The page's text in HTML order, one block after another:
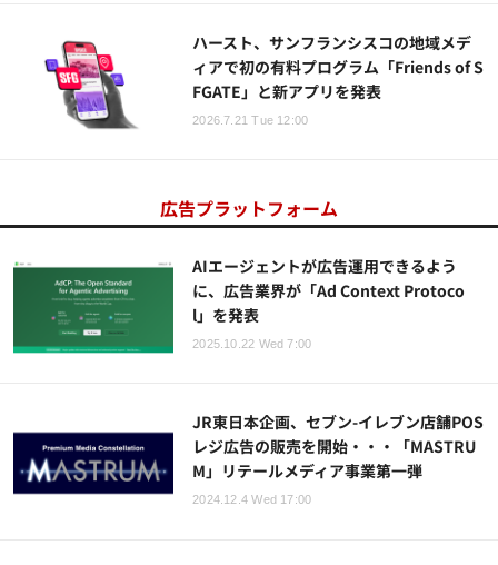
ハースト、サンフランシスコの地域メデ
ィアで初の有料プログラム「Friends of S
FGATE」と新アプリを発表
2026.7.21 Tue 12:00
広告プラットフォーム
AIエージェントが広告運用できるよう
に、広告業界が「Ad Context Protoco
l」を発表
2025.10.22 Wed 7:00
JR東日本企画、セブン-イレブン店舗POS
レジ広告の販売を開始・・・「MASTRU
M」リテールメディア事業第一弾
2024.12.4 Wed 17:00